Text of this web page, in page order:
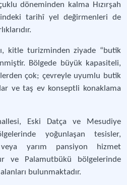
döneminden kalma Hızırşah
tarihî yel değirmenleri de
kitle turizminden ziyade “butik
Bölgede büyük kapasiteli,
çok; çevreyle uyumlu butik
ve taş ev konseptli konaklama
Eski Datça ve Mesudiye
yoğunlaşan tesisler,
veya yarım pansiyon hizmet
ve Palamutbükü bölgelerinde
bulunmaktadır.